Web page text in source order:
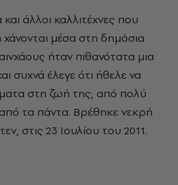
άλλοι καλλιτέχνες που
μέσα στη δημόσια
ήταν πιθανότατα μια
συχνά έλεγε ότι ήθελε να
στη ζωή της, από πολύ
τα πάντα. Βρέθηκε νεκρή
στις 23 Ιουλίου του 2011.